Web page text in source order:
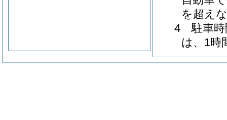
を超え
4 駐車時
は、1時